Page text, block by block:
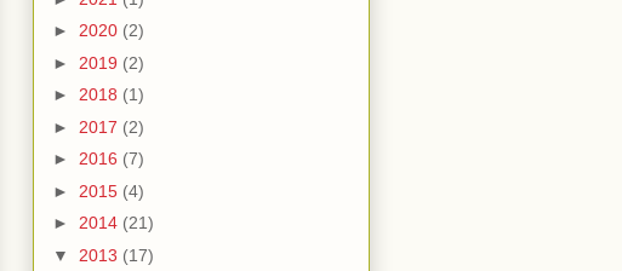
► 2020 (2)
► 2019 (2)
► 2018 (1)
► 2017 (2)
► 2016 (7)
► 2015 (4)
► 2014 (21)
▼ 2013 (17)